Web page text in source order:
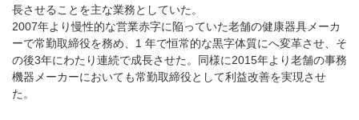
長させることを主な業務としていた。
2007年より慢性的な営業赤字に陥っていた老舗の健康器具メーカ
ーで常勤取締役を務め、1 年で恒常的な黒字体質にへ変革させ、そ
の後3年にわたり連続で成長させた。同様に2015年より老舗の事務
機器メーカーにおいても常勤取締役として利益改善を実現させ
た。